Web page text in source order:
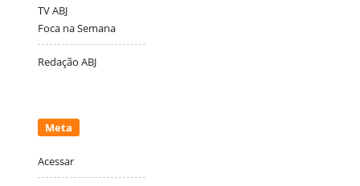
TV ABJ
Foca na Semana
Redação ABJ
Meta
Acessar